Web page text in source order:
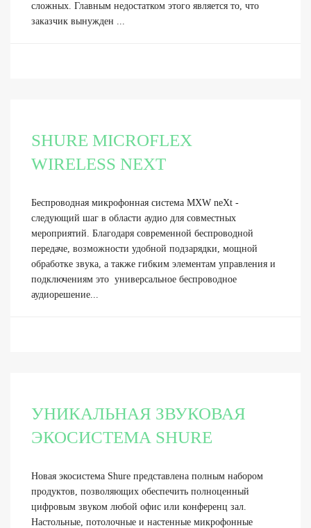
сложных. Главным недостатком этого является то, что
заказчик вынужден ...
SHURE MICROFLEX
WIRELESS NEXT
Беспроводная микрофонная система MXW neXt -
следующий шаг в области аудио для совместных
мероприятий. Благодаря современной беспроводной
передаче, возможности удобной подзарядки, мощной
обработке звука, а также гибким элементам управления и
подключениям это универсальное беспроводное
аудиорешение...
УНИКАЛЬНАЯ ЗВУКОВАЯ
ЭКОСИСТЕМА SHURE
Новая экосистема Shure представлена полным набором
продуктов, позволяющих обеспечить полноценный
цифровым звуком любой офис или конференц зал.
Настольные, потолочные и настенные микрофонные